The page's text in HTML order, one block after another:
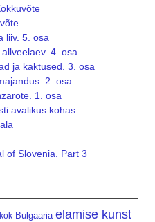
liiv. 5. osa
4. osa
ja kaktused. 3. osa
2. osa
1. osa
avalikus kohas
of Slovenia. Part 3
Bulgaaria elamise kunst